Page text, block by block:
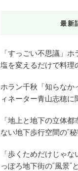
最新
「すっごい不思議」
塩を変えるだけで料理
ホラン千秋「知らなか
ィネーター青山志穂に
「地上と地下の立体
ない地下歩行空間の”秘
「歩くためだけじゃ
っぽろ地下街の”風景”